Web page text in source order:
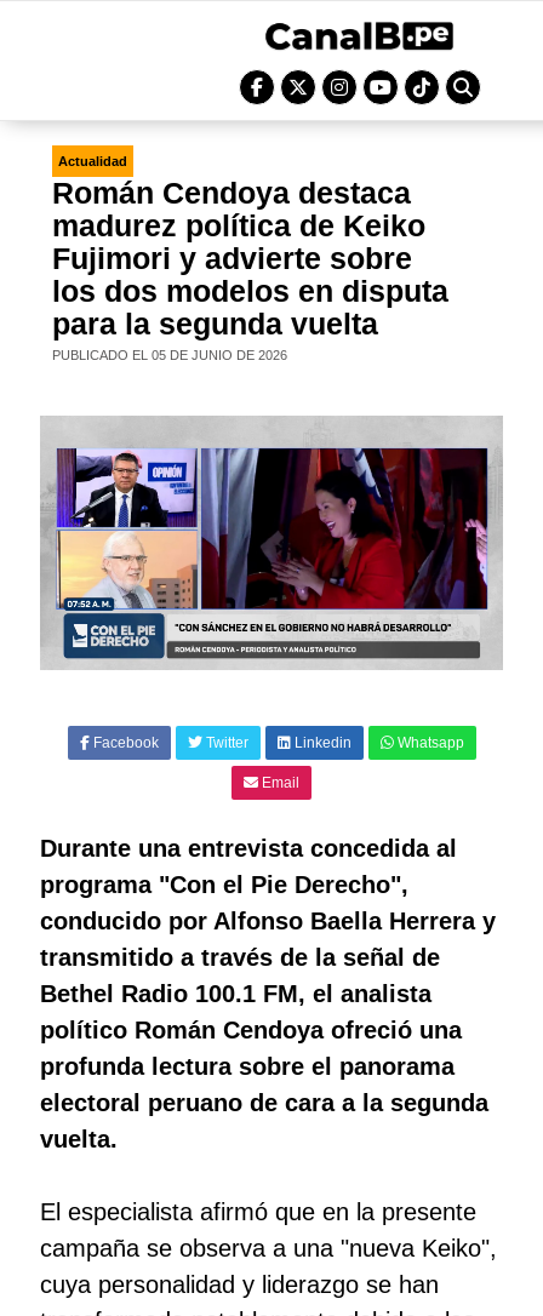
Actualidad
Román Cendoya destaca
madurez política de Keiko
Fujimori y advierte sobre
los dos modelos en disputa
para la segunda vuelta
PUBLICADO EL 05 DE JUNIO DE 2026
Facebook Twitter Linkedin Whatsapp
Email
Durante una entrevista concedida al
programa "Con el Pie Derecho",
conducido por Alfonso Baella Herrera y
transmitido a través de la señal de
Bethel Radio 100.1 FM, el analista
político Román Cendoya ofreció una
profunda lectura sobre el panorama
electoral peruano de cara a la segunda
vuelta.
El especialista afirmó que en la presente
campaña se observa a una "nueva Keiko",
cuya personalidad y liderazgo se han